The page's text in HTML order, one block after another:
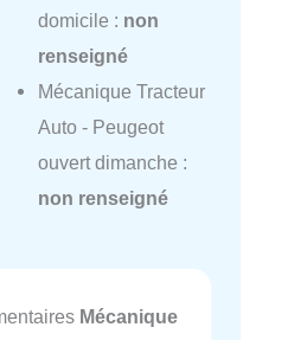
domicile : non
renseigné
Mécanique Tracteur
Auto - Peugeot
ouvert dimanche :
non renseigné
Mécanique